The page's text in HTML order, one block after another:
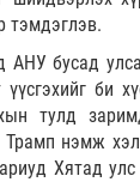
тэмдэглэв.
АНУ бусад
би
тулд
Трамп нэмж
Хятад